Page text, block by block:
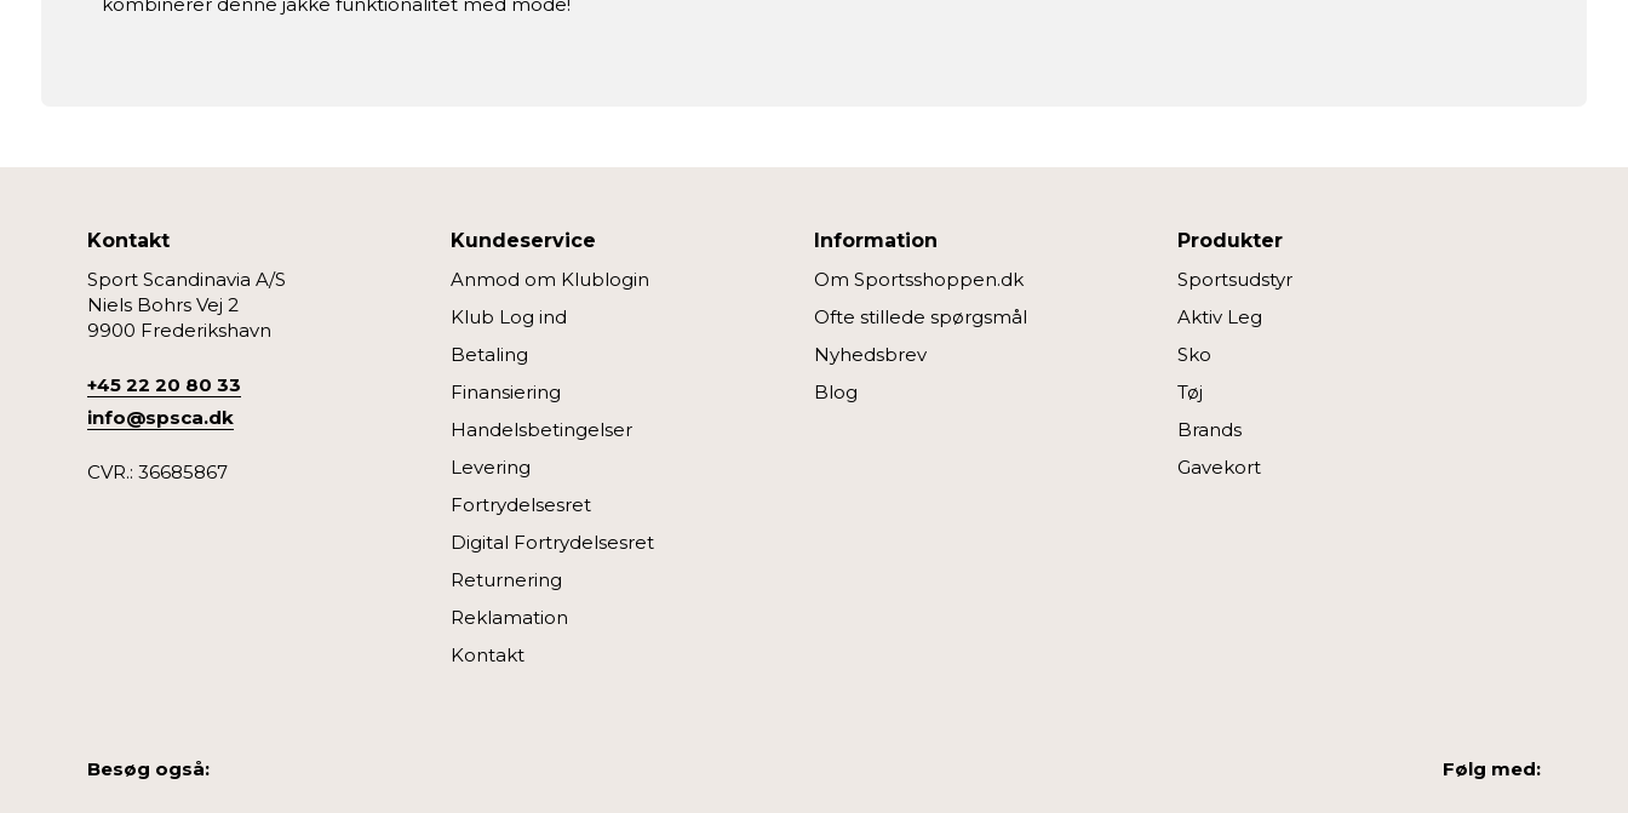
Kontakt
Sport Scandinavia A/S
Niels Bohrs Vej 2
9900 Frederikshavn
+45 22 20 80 33
info@spsca.dk
CVR.: 36685867
Kundeservice
Anmod om Klublogin
Klub Log ind
Betaling
Finansiering
Handelsbetingelser
Levering
Fortrydelsesret
Digital Fortrydelsesret
Returnering
Reklamation
Kontakt
Information
Om Sportsshoppen.dk
Ofte stillede spørgsmål
Nyhedsbrev
Blog
Produkter
Sportsudstyr
Aktiv Leg
Sko
Tøj
Brands
Gavekort
Besøg også: Følg med: